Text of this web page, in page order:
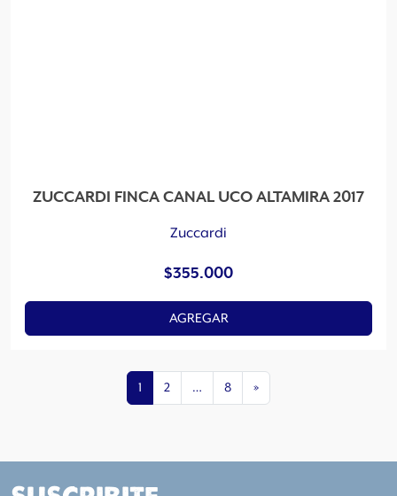
ZUCCARDI FINCA CANAL UCO ALTAMIRA 2017
Zuccardi
$355.000
AGREGAR
1 2 … 8 »